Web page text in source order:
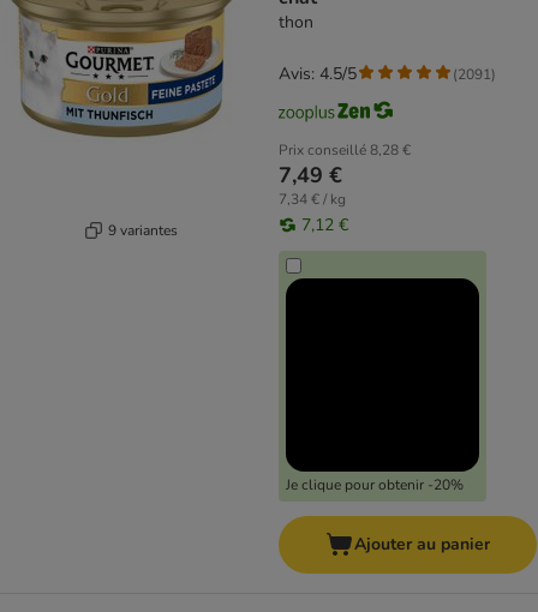
9 variantes
thon
Prix conseillé8,28 €
7,49 €
7,34 € / kg
7,12 €
Je clique pour obtenir -20%
Avis: 4.5/5 (2091)
Ajouter au panier